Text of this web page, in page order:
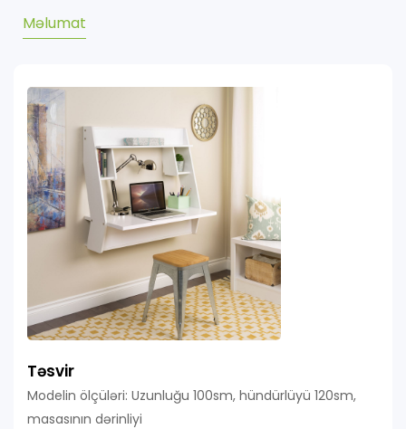
Məlumat
Təsvir
Modelin ölçüləri: Uzunluğu 100sm, hündürlüyü 120sm,
masasının dərinliyi